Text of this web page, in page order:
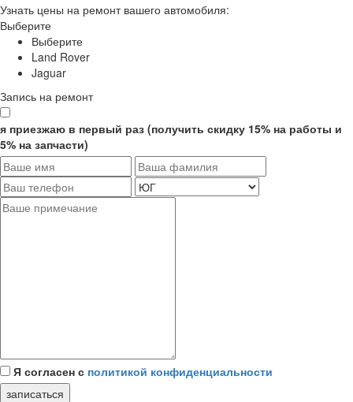
Узнать цены на ремонт вашего автомобиля:
Выберите
Выберите
Land Rover
Jaguar
Запись на ремонт
я приезжаю в первый раз (получить скидку 15% на работы и
5% на запчасти)
Я согласен с политикой конфиденциальности
записаться